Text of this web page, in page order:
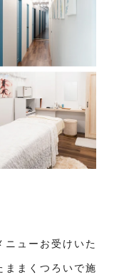
ニューお受けいた
ままくつろいで施